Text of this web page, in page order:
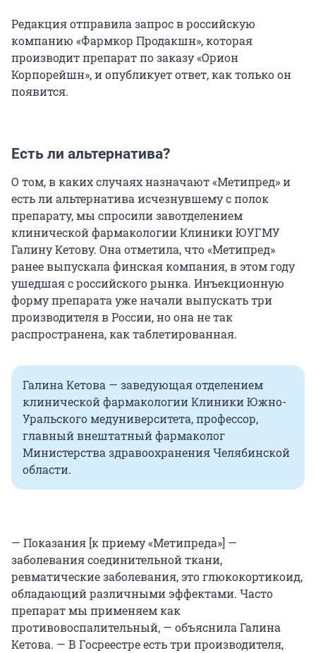
Редакция отправила запрос в российскую
компанию «Фармкор Продакшн», которая
производит препарат по заказу «Орион
Корпорейшн», и опубликует ответ, как только он
появится.
Есть ли альтернатива?
О том, в каких случаях назначают «Метипред» и
есть ли альтернатива исчезнувшему с полок
препарату, мы спросили завотделением
клинической фармакологии Клиники ЮУГМУ
Галину Кетову. Она отметила, что «Метипред»
ранее выпускала финская компания, в этом году
ушедшая с российского рынка. Инъекционную
форму препарата уже начали выпускать три
производителя в России, но она не так
распространена, как таблетированная.
Галина Кетова — заведующая отделением
клинической фармакологии Клиники Южно-
Уральского медуниверситета, профессор,
главный внештатный фармаколог
Министерства здравоохранения Челябинской
области.
— Показания [к приему «Метипреда»] —
заболевания соединительной ткани,
ревматические заболевания, это глюкокортикоид,
обладающий различными эффектами. Часто
препарат мы применяем как
противовоспалительный, — объяснила Галина
Кетова. — В Госреестре есть три производителя,